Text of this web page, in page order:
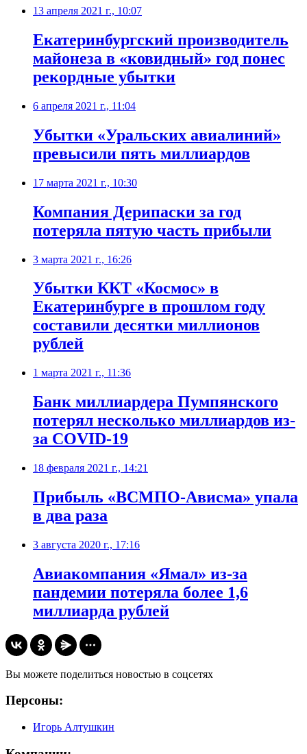
13 апреля 2021 г., 10:07
Екатеринбургский производитель
майонеза в «ковидный» год понес
рекордные убытки
6 апреля 2021 г., 11:04
Убытки «Уральских авиалиний»
превысили пять миллиардов
17 марта 2021 г., 10:30
Компания Дерипаски за год
потеряла пятую часть прибыли
3 марта 2021 г., 16:26
Убытки ККТ «Космос» в
Екатеринбурге в прошлом году
составили десятки миллионов
рублей
1 марта 2021 г., 11:36
Банк миллиардера Пумпянского
потерял несколько миллиардов из-
за COVID-19
18 февраля 2021 г., 14:21
Прибыль «ВСМПО-Ависма» упала
в два раза
3 августа 2020 г., 17:16
Авиакомпания «Ямал» из-за
пандемии потеряла более 1,6
миллиарда рублей
Вы можете поделиться новостью в соцсетях
Персоны:
Игорь Алтушкин